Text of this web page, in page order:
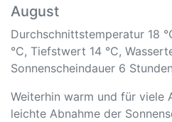
August
Durchschnittstemperatur 18
°C, Tiefstwert 14 °C,
Sonnenscheindauer 6
Weiterhin warm und für viele
leichte Abnahme der